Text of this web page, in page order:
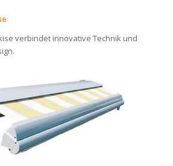
verbindet innovative Technik und